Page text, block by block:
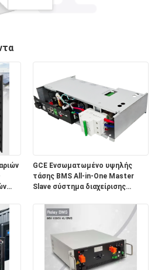
GCE Ενσωματωμένο υψηλής
τάσης BMS All-in-One Master
Slave σύστημα διαχείρισης
μπαταριών λιθίου 96V ̇ 240V
100A Max Current Υποστηρίζει
έως 75 κυψέλες Smart Rack
Mount BMS για ESS